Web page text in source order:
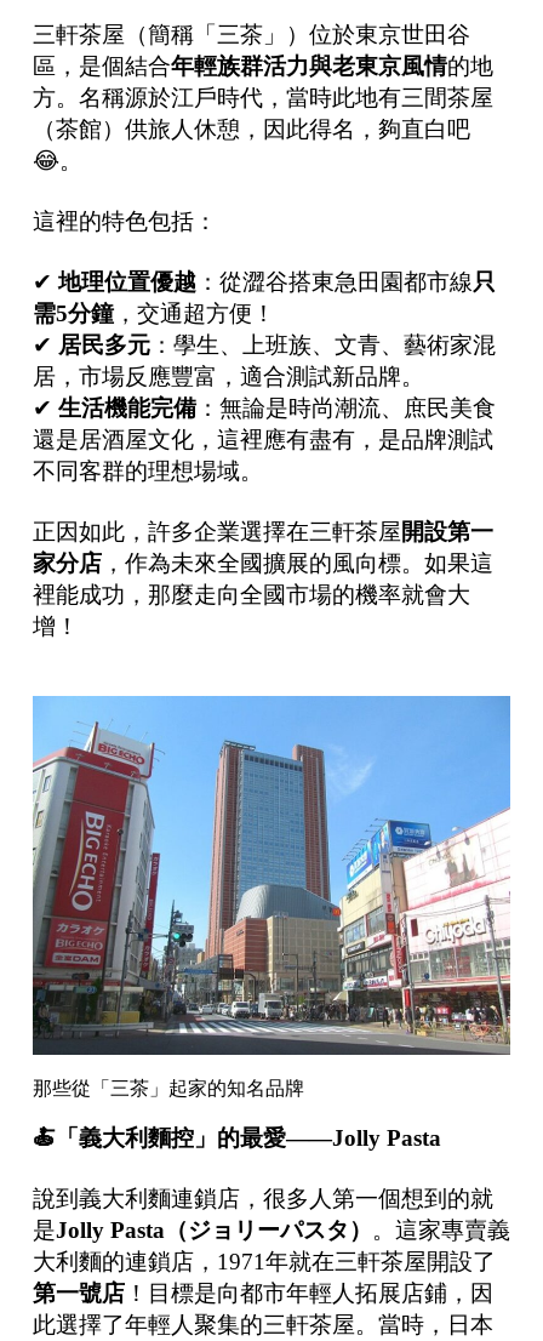
三軒茶屋（簡稱「三茶」）位於東京世田谷
區，是個結合年輕族群活力與老東京風情的地
方。名稱源於江戶時代，當時此地有三間茶屋
（茶館）供旅人休憩，因此得名，夠直白吧
😂。
這裡的特色包括：
✔地理位置優越：從澀谷搭東急田園都市線只
需5分鐘，交通超方便！
✔ 居民多元：學生、上班族、文青、藝術家混
居，市場反應豐富，適合測試新品牌。
✔ 生活機能完備：無論是時尚潮流、庶民美食
還是居酒屋文化，這裡應有盡有，是品牌測試
不同客群的理想場域。
正因如此，許多企業選擇在三軒茶屋開設第一
家分店，作為未來全國擴展的風向標。如果這
裡能成功，那麼走向全國市場的機率就會大
增！
那些從「三茶」起家的知名品牌
🍝「義大利麵控」的最愛——Jolly Pasta
說到義大利麵連鎖店，很多人第一個想到的就
是Jolly Pasta （ジョリーパスタ）
。這家專賣義
大利麵的連鎖店，1971年就在三軒茶屋開設了
第一號店！目標是向都市年輕人拓展店鋪，因
此選擇了年輕人聚集的三軒茶屋。當時，日本